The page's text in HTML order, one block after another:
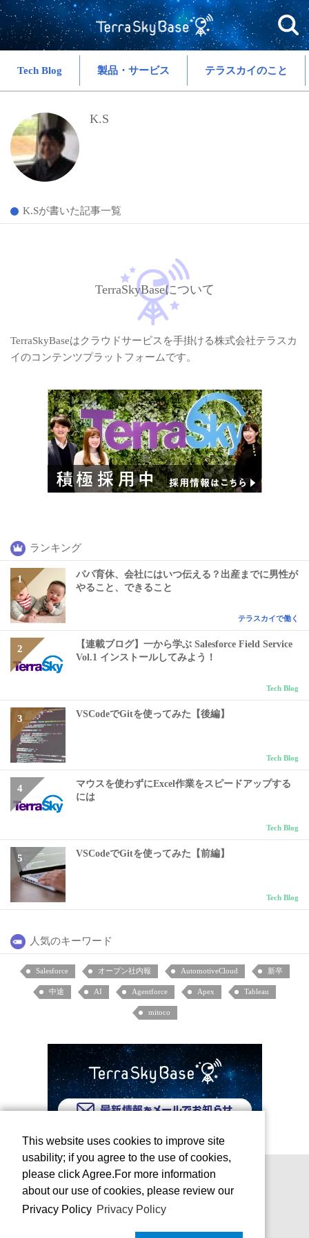
Tech Blog 製品・サービス テラスカイのこと
K.S
K.Sが書いた記事一覧
TerraSkyBaseについて
TerraSkyBaseはクラウドサービスを手掛ける株式会社テラスカ
イのコンテンツプラットフォームです。
ランキング
パパ育休、会社にはいつ伝える？出産までに男性が
やること、できること
テラスカイで働く
【連載ブログ】一から学ぶ Salesforce Field Service
Vol.1 インストールしてみよう！
Tech Blog
VSCodeでGitを使ってみた【後編】
Tech Blog
マウスを使わずにExcel作業をスピードアップする
には
Tech Blog
VSCodeでGitを使ってみた【前編】
Tech Blog
人気のキーワード
Salesforce オープン社内報 AutomotiveCloud 新卒
中途 AI Agentforce Apex Tableau
mitoco
This website uses cookies to improve site
usability; if you agree to the use of cookies,
please click Agree.For more information
about our use of cookies, please review our
Privacy Policy Privacy Policy